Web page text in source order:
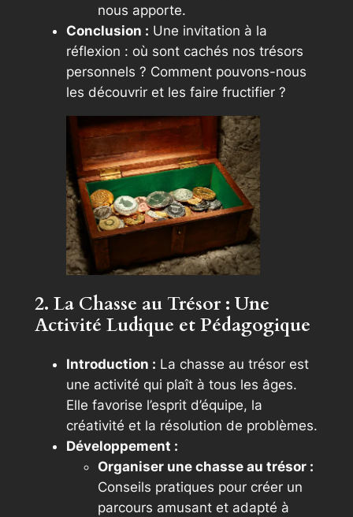
nous apporte.
Conclusion : Une invitation à la
réflexion : où sont cachés nos trésors
personnels ? Comment pouvons-nous
les découvrir et les faire fructifier ?
2. La Chasse au Trésor : Une
Activité Ludique et Pédagogique
Introduction : La chasse au trésor est
une activité qui plaît à tous les âges.
Elle favorise l’esprit d’équipe, la
créativité et la résolution de problèmes.
Développement :
Organiser une chasse au trésor :
Conseils pratiques pour créer un
parcours amusant et adapté à